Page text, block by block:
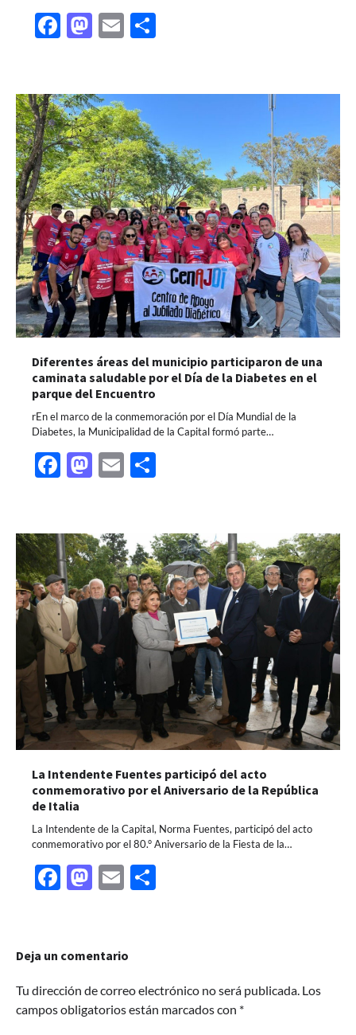
Facebook
Mastodon
Email
Diferentes áreas del municipio participaron de una
caminata saludable por el Día de la Diabetes en el
parque del Encuentro
rEn el marco de la conmemoración por el Día Mundial de la
Diabetes, la Municipalidad de la Capital formó parte…
Facebook
Mastodon
Email
La Intendente Fuentes participó del acto
conmemorativo por el Aniversario de la República
de Italia
La Intendente de la Capital, Norma Fuentes, participó del acto
conmemorativo por el 80.° Aniversario de la Fiesta de la…
Facebook
Mastodon
Email
Deja un comentario
Tu dirección de correo electrónico no será publicada. Los
campos obligatorios están marcados con *